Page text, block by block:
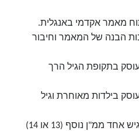
ניתוח מאמר אקדמי באנגלית.
הבנה של המאמר וחיבור
עוסק בתקופת הגיל הרך
עוסק בילדות מאוחרת וגיל
על הסטודנטים לבחור ולהגיש אחד ממ"ן נוסף (13 או 14)